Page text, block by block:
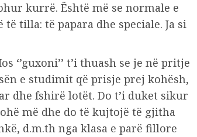
kurrë. Është më se normale e
tilla: të papara dhe speciale. Ja si
‘’guxoni’’ t’i thuash se je në pritje
e studimit që prisje prej kohësh,
dhe fshirë lotët. Do t’i duket sikur
më dhe do të kujtojë të gjitha
d.m.th nga klasa e parë fillore